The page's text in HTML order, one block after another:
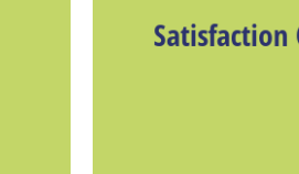
Satisfaction